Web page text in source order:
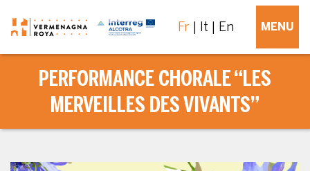
Fr It En MENU
PERFORMANCE CHORALE “LES
MERVEILLES DES VIVANTS”